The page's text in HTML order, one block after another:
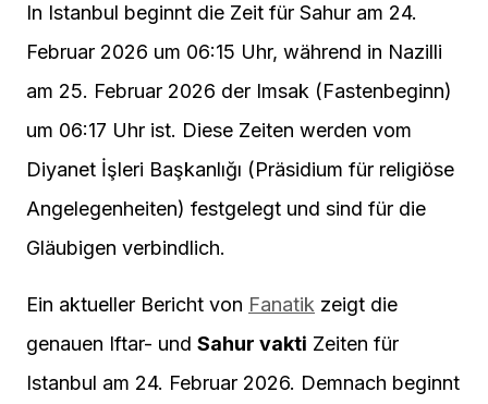
In Istanbul beginnt die Zeit für Sahur am 24.
Februar 2026 um 06:15 Uhr, während in Nazilli
am 25. Februar 2026 der Imsak (Fastenbeginn)
um 06:17 Uhr ist. Diese Zeiten werden vom
Diyanet İşleri Başkanlığı (Präsidium für religiöse
Angelegenheiten) festgelegt und sind für die
Gläubigen verbindlich.
Ein aktueller Bericht von Fanatik zeigt die
genauen Iftar- und Sahur vakti Zeiten für
Istanbul am 24. Februar 2026. Demnach beginnt